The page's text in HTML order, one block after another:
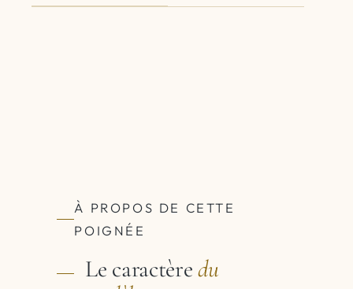
À PROPOS DE CETTE
POIGNÉE
Le caractèredu